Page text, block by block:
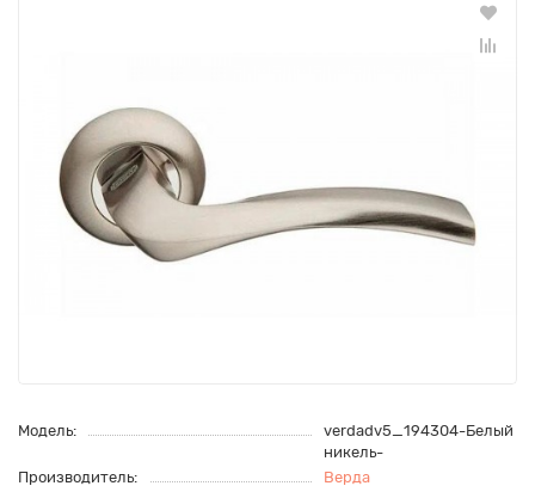
Модель:
verdadv5_194304-Белый
никель-
Производитель:
Верда